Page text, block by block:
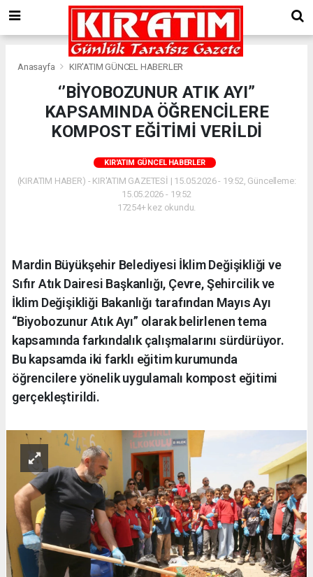
Anasayfa KIR'ATIM GÜNCEL HABERLER
‘’BİYOBOZUNUR ATIK AYI”
KAPSAMINDA ÖĞRENCİLERE
KOMPOST EĞİTİMİ VERİLDİ
KIR'ATIM GÜNCEL HABERLER
(KIRATIM HABER) - KIR'ATIM GAZETESİ | 15.05.2026 - 19:52, Güncelleme:
15.05.2026 - 19:52
17254+ kez okundu.
Mardin Büyükşehir Belediyesi İklim Değişikliği ve
Sıfır Atık Dairesi Başkanlığı, Çevre, Şehircilik ve
İklim Değişikliği Bakanlığı tarafından Mayıs Ayı
“Biyobozunur Atık Ayı” olarak belirlenen tema
kapsamında farkındalık çalışmalarını sürdürüyor.
Bu kapsamda iki farklı eğitim kurumunda
öğrencilere yönelik uygulamalı kompost eğitimi
gerçekleştirildi.